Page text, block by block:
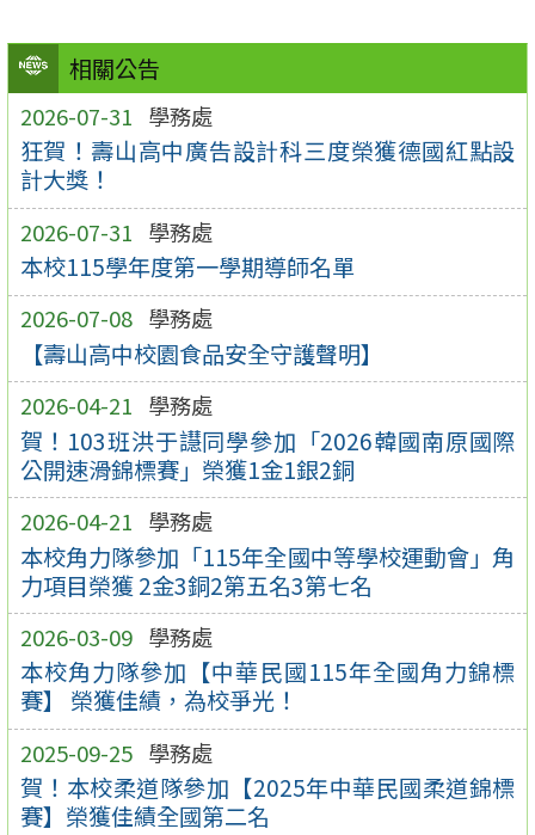
相關公告
2026-07-31 學務處
狂賀！壽山高中廣告設計科三度榮獲德國紅點設
計大獎！
2026-07-31 學務處
本校115學年度第一學期導師名單
2026-07-08 學務處
【壽山高中校園食品安全守護聲明】
2026-04-21 學務處
賀！103班洪于譿同學參加「2026韓國南原國際
公開速滑錦標賽」榮獲1金1銀2銅
2026-04-21 學務處
本校角力隊參加「115年全國中等學校運動會」角
力項目榮獲 2金3銅2第五名3第七名
2026-03-09 學務處
本校角力隊參加【中華民國115年全國角力錦標
賽】 榮獲佳績，為校爭光！
2025-09-25 學務處
賀！本校柔道隊參加【2025年中華民國柔道錦標
賽】榮獲佳績全國第二名